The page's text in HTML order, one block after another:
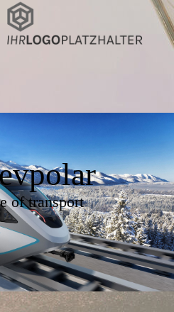
of transport